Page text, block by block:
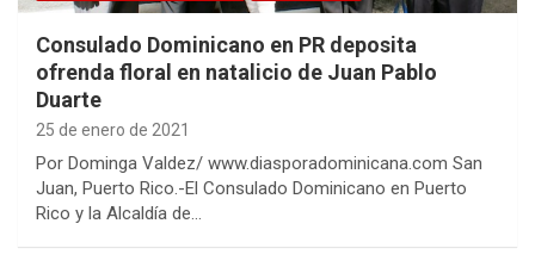
Consulado Dominicano en PR deposita
ofrenda floral en natalicio de Juan Pablo
Duarte
25 de enero de 2021
Por Dominga Valdez/ www.diasporadominicana.com San
Juan, Puerto Rico.-El Consulado Dominicano en Puerto
Rico y la Alcaldía de…